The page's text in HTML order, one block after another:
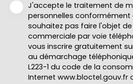
J'accepte le traitement de
personnelles conformément
souhaitez pas faire l'objet
commerciale par voie
vous inscrire gratuitement
au démarchage
L223-1 du code de la
Internet www.bloctel.gouv.fr